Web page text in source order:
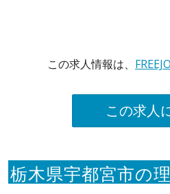
この求人情報は、
この求人
栃木県宇都宮市の